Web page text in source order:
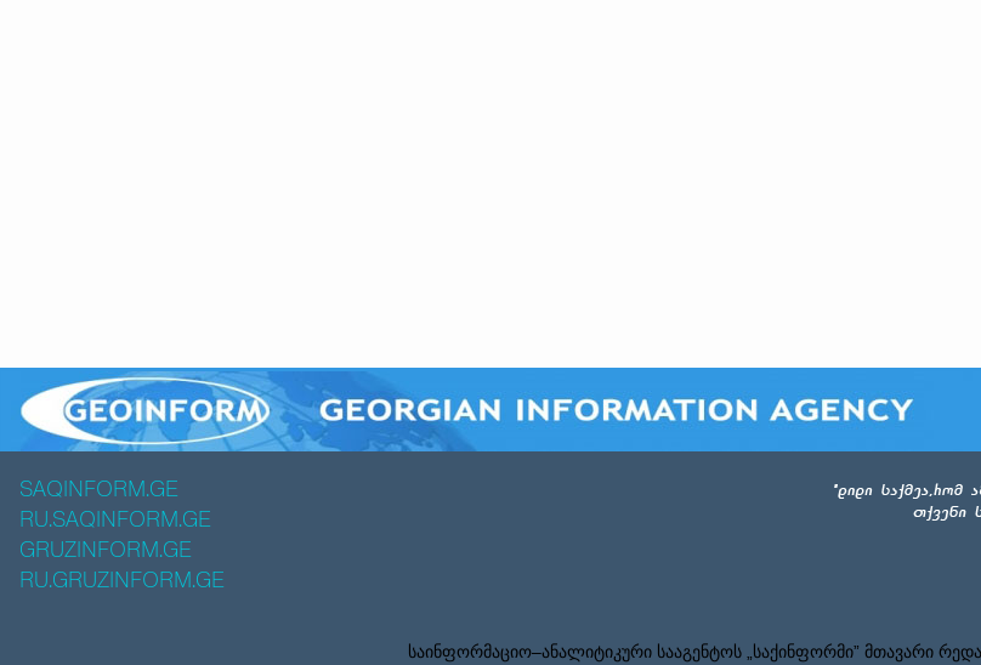
SAQINFORM.GE
RU.SAQINFORM.GE
GRUZINFORM.GE
RU.GRUZINFORM.GE
საინფორმაციო–ანალიტიკური სააგენტოს „საქინფორმი” მთავარი